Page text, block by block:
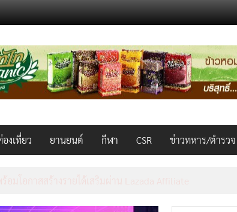
งเที่ยว ยานยนต์ กีฬา CSR ข่าวทหาร/ตำรวจ